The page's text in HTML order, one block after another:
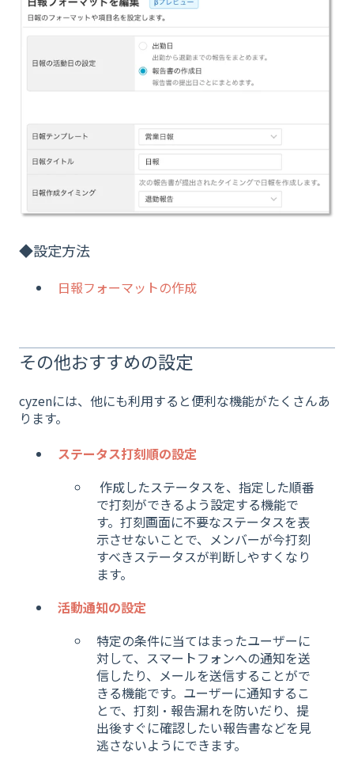
◆設定方法
日報フォーマットの作成
その他おすすめの設定
cyzenには、他にも利用すると便利な機能がたくさんあ
ります。
ステータス打刻順の設定
作成したステータスを、指定した順番
で打刻ができるよう設定する機能で
す。打刻画面に不要なステータスを表
示させないことで、メンバーが今打刻
すべきステータスが判断しやすくなり
ます。
活動通知の設定
特定の条件に当てはまったユーザーに
対して、スマートフォンへの通知を送
信したり、メールを送信することがで
きる機能です。ユーザーに通知するこ
とで、打刻・報告漏れを防いだり、提
出後すぐに確認したい報告書などを見
逃さないようにできます。